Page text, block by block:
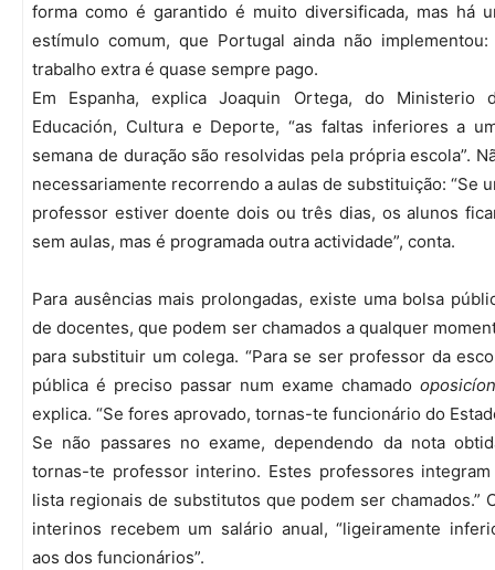
forma como é garantido é muito diversificada, mas há
estímulo comum, que Portugal ainda não implementou:
trabalho extra é quase sempre pago.
Em Espanha, explica Joaquin Ortega, do Ministerio
Educación, Cultura e Deporte, “as faltas inferiores a
semana de duração são resolvidas pela própria escola”.
necessariamente recorrendo a aulas de substituição: “Se
professor estiver doente dois ou três dias, os alunos
sem aulas, mas é programada outra actividade”, conta.
Para ausências mais prolongadas, existe uma bolsa
de docentes, que podem ser chamados a qualquer
para substituir um colega. “Para se ser professor da
pública é preciso passar num exame chamado
explica. “Se fores aprovado, tornas-te funcionário do
Se não passares no exame, dependendo da nota
tornas-te professor interino. Estes professores
lista regionais de substitutos que podem ser chamados.”
interinos recebem um salário anual, “ligeiramente
aos dos funcionários”.